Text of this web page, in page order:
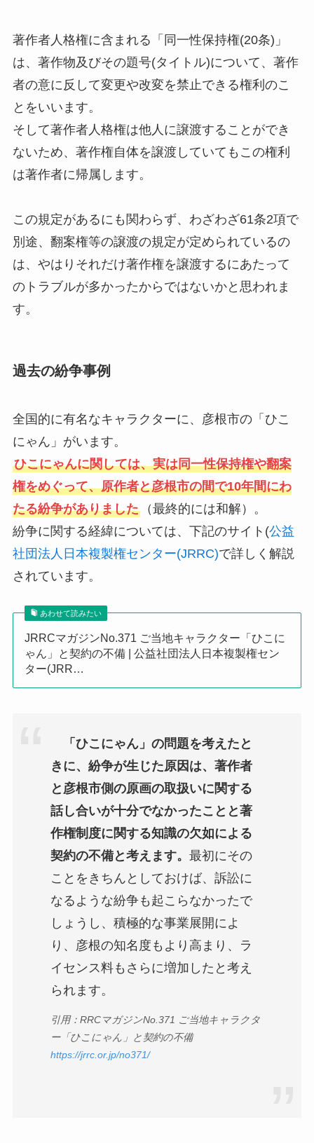
著作者人格権に含まれる「同一性保持権(20条)」
は、著作物及びその題号(タイトル)について、著作
者の意に反して変更や改変を禁止できる権利のこ
とをいいます。
そして著作者人格権は他人に譲渡することができ
ないため、著作権自体を譲渡していてもこの権利
は著作者に帰属します。
この規定があるにも関わらず、わざわざ61条2項で
別途、翻案権等の譲渡の規定が定められているの
は、やはりそれだけ著作権を譲渡するにあたって
のトラブルが多かったからではないかと思われま
す。
過去の紛争事例
全国的に有名なキャラクターに、彦根市の「ひこ
にゃん」がいます。
ひこにゃんに関しては、実は同一性保持権や翻案
権をめぐって、原作者と彦根市の間で10年間にわ
たる紛争がありました（最終的には和解）。
紛争に関する経緯については、下記のサイト(公益
社団法人日本複製権センター(JRRC)で詳しく解説
されています。
あわせて読みたい
JRRCマガジンNo.371 ご当地キャラクター「ひこに
ゃん」と契約の不備 | 公益社団法人日本複製権セン
ター(JRR…
「ひこにゃん」の問題を考えたと
きに、紛争が生じた原因は、著作者
と彦根市側の原画の取扱いに関する
話し合いが十分でなかったことと著
作権制度に関する知識の欠如による
契約の不備と考えます。 最初にその
ことをきちんとしておけば、訴訟に
なるような紛争も起こらなかったで
しょうし、積極的な事業展開によ
り、彦根の知名度もより高まり、ラ
イセンス料もさらに増加したと考え
られます。
引用：RRCマガジンNo.371 ご当地キャラクタ
ー「ひこにゃん」と契約の不備
https://jrrc.or.jp/no371/